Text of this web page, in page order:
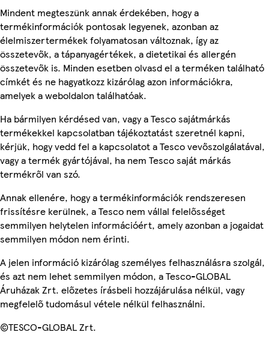
Mindent megteszünk annak érdekében, hogy a
termékinformációk pontosak legyenek, azonban az
élelmiszertermékek folyamatosan változnak, így az
összetevők, a tápanyagértékek, a dietetikai és allergén
összetevők is. Minden esetben olvasd el a terméken található
címkét és ne hagyatkozz kizárólag azon információkra,
amelyek a weboldalon találhatóak.
Ha bármilyen kérdésed van, vagy a Tesco sajátmárkás
termékekkel kapcsolatban tájékoztatást szeretnél kapni,
kérjük, hogy vedd fel a kapcsolatot a Tesco vevőszolgálatával,
vagy a termék gyártójával, ha nem Tesco saját márkás
termékről van szó.
Annak ellenére, hogy a termékinformációk rendszeresen
frissítésre kerülnek, a Tesco nem vállal felelősséget
semmilyen helytelen információért, amely azonban a jogaidat
semmilyen módon nem érinti.
A jelen információ kizárólag személyes felhasználásra szolgál,
és azt nem lehet semmilyen módon, a Tesco-GLOBAL
Áruházak Zrt. előzetes írásbeli hozzájárulása nélkül, vagy
megfelelő tudomásul vétele nélkül felhasználni.
©TESCO-GLOBAL Zrt.